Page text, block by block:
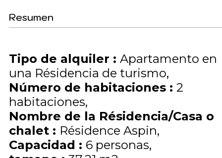
Resumen
Tipo de alquiler : Apartamento en
una Résidencia de turismo
Número de habitaciones : 2
habitaciones
Nombre de la Résidencia/Casa o
chalet : Résidence Aspin
Capacidad : 6 personas